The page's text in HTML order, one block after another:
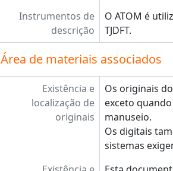
Instrumentos de
descrição
O ATOM é
TJDFT.
Área de materiais associados
Existência e
localização de
originais
Os originais
exceto
manuseio.
Os digitais
sistemas